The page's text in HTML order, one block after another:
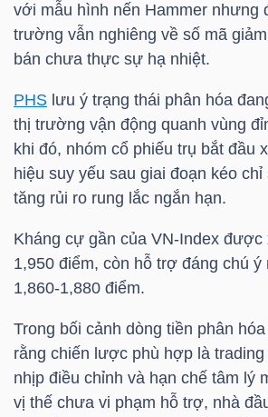
với mẫu hình nến Hammer nhưng
trường vẫn nghiêng về số mã
bán chưa thực sự hạ nhiệt.
PHS lưu ý trạng thái phân hóa
thị trường vận động quanh vùng
khi đó, nhóm cổ phiếu trụ bắt đầu
hiệu suy yếu sau giai đoạn kéo
tăng rủi ro rung lắc ngắn hạn.
Kháng cự gần của VN-Index được
1,950 điểm, còn hỗ trợ đáng chú ý
1,860-1,880 điểm.
Trong bối cảnh dòng tiền phân
rằng chiến lược phù hợp là
nhịp điều chỉnh và hạn chế tâm lý
vị thế chưa vi phạm hỗ trợ, nhà
NGÀNH
DOANH
NGHIỆP
CỔ
PHIẾU
PHÁI
SINH